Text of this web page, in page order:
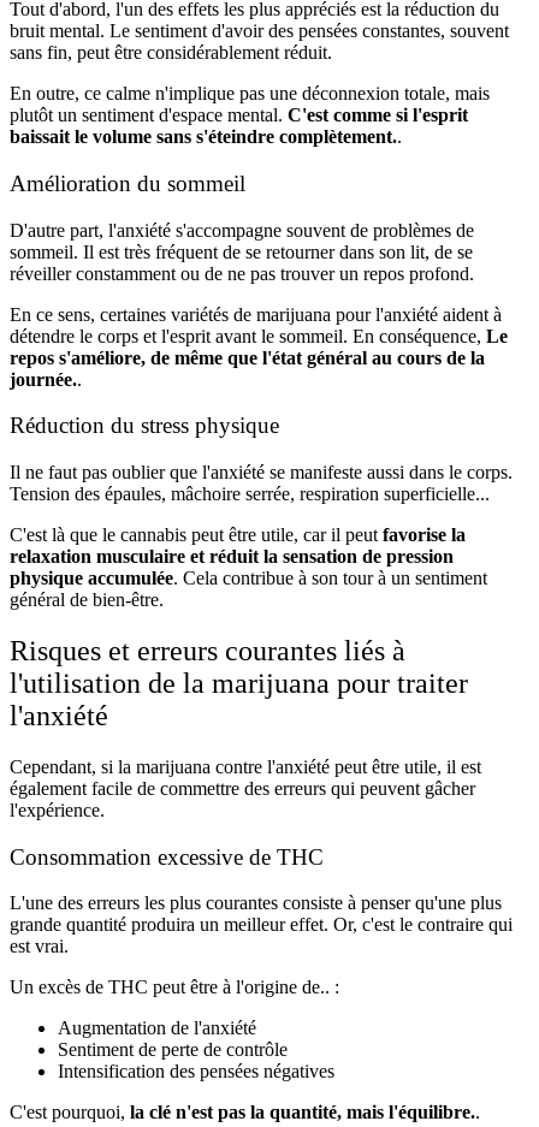
Tout d'abord, l'un des effets les plus appréciés est la réduction du
bruit mental. Le sentiment d'avoir des pensées constantes, souvent
sans fin, peut être considérablement réduit.
En outre, ce calme n'implique pas une déconnexion totale, mais
plutôt un sentiment d'espace mental. C'est comme si l'esprit
baissait le volume sans s'éteindre complètement..
Amélioration du sommeil
D'autre part, l'anxiété s'accompagne souvent de problèmes de
sommeil. Il est très fréquent de se retourner dans son lit, de se
réveiller constamment ou de ne pas trouver un repos profond.
En ce sens, certaines variétés de marijuana pour l'anxiété aident à
détendre le corps et l'esprit avant le sommeil. En conséquence, Le
repos s'améliore, de même que l'état général au cours de la
journée..
Réduction du stress physique
Il ne faut pas oublier que l'anxiété se manifeste aussi dans le corps.
Tension des épaules, mâchoire serrée, respiration superficielle...
C'est là que le cannabis peut être utile, car il peut favorise la
relaxation musculaire et réduit la sensation de pression
physique accumulée. Cela contribue à son tour à un sentiment
général de bien-être.
Risques et erreurs courantes liés à
l'utilisation de la marijuana pour traiter
l'anxiété
Cependant, si la marijuana contre l'anxiété peut être utile, il est
également facile de commettre des erreurs qui peuvent gâcher
l'expérience.
Consommation excessive de THC
L'une des erreurs les plus courantes consiste à penser qu'une plus
grande quantité produira un meilleur effet. Or, c'est le contraire qui
est vrai.
Un excès de THC peut être à l'origine de.. :
Augmentation de l'anxiété
Sentiment de perte de contrôle
Intensification des pensées négatives
C'est pourquoi, la clé n'est pas la quantité, mais l'équilibre..